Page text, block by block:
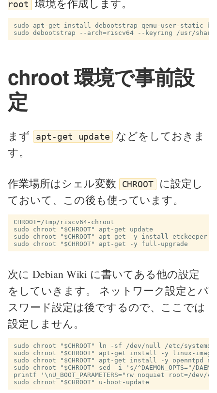
root 環境を作成します。
sudo apt-get install debootstrap qemu-user-static
chroot 環境で事前設
定
まず apt-get update
などをしておきま
す。
作業場所はシェル変数 CHROOT
に設定し
ておいて、この後も使っています。
CHROOT=/tmp/riscv64-chroot
sudo chroot "$CHROOT" apt-get update
sudo chroot "$CHROOT" apt-get -y install etckeeper
次に Debian Wiki に書いてある他の設定
をしていきます。 ネットワーク設定とパ
スワード設定は後でするので、ここでは
設定しません。
sudo chroot "$CHROOT" ln -sf /dev/null /etc/
sudo chroot "$CHROOT" apt-get install -y linux-
sudo chroot "$CHROOT" apt-get install -y openntpd
sudo chroot "$CHROOT" sed -i 's/^DAEMON_OPTS="/
printf '\nU_BOOT_PARAMETERS="rw noquiet root=/